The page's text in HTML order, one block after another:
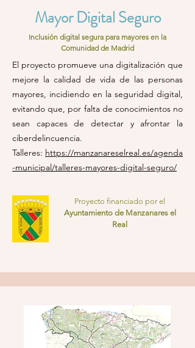
Mayor Digital Seguro
Inclusión digital segura para mayores en la
Comunidad de Madrid
El proyecto promueve una digitalización que
mejore la calidad de vida de las personas
mayores, incidiendo en la seguridad digital,
evitando que, por falta de conocimientos no
sean capaces de detectar y afrontar la
ciberdelincuencia.
Talleres: https://manzanareselreal.es/agenda
-municipal/talleres-mayores-digital-seguro/
Proyecto financiado por el
Ayuntamiento de Manzanares el
Real